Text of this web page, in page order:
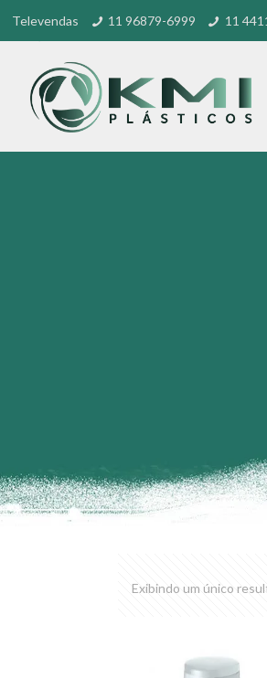
Televendas 11 96879-6999 11
Exibindo um único